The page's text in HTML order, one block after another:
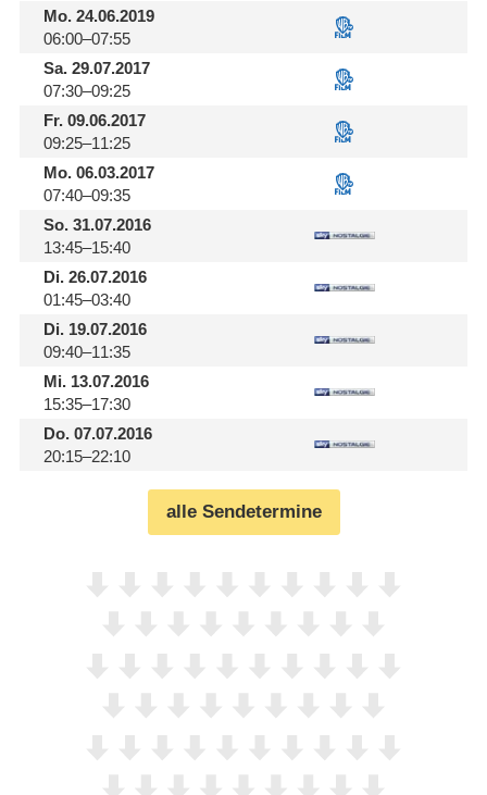
Mo.24.06.2019
06:00–07:55
Sa.29.07.2017
07:30–09:25
Fr.09.06.2017
09:25–11:25
Mo.06.03.2017
07:40–09:35
So.31.07.2016
13:45–15:40
Di.26.07.2016
01:45–03:40
Di.19.07.2016
09:40–11:35
Mi.13.07.2016
15:35–17:30
Do.07.07.2016
20:15–22:10
alle Sendetermine